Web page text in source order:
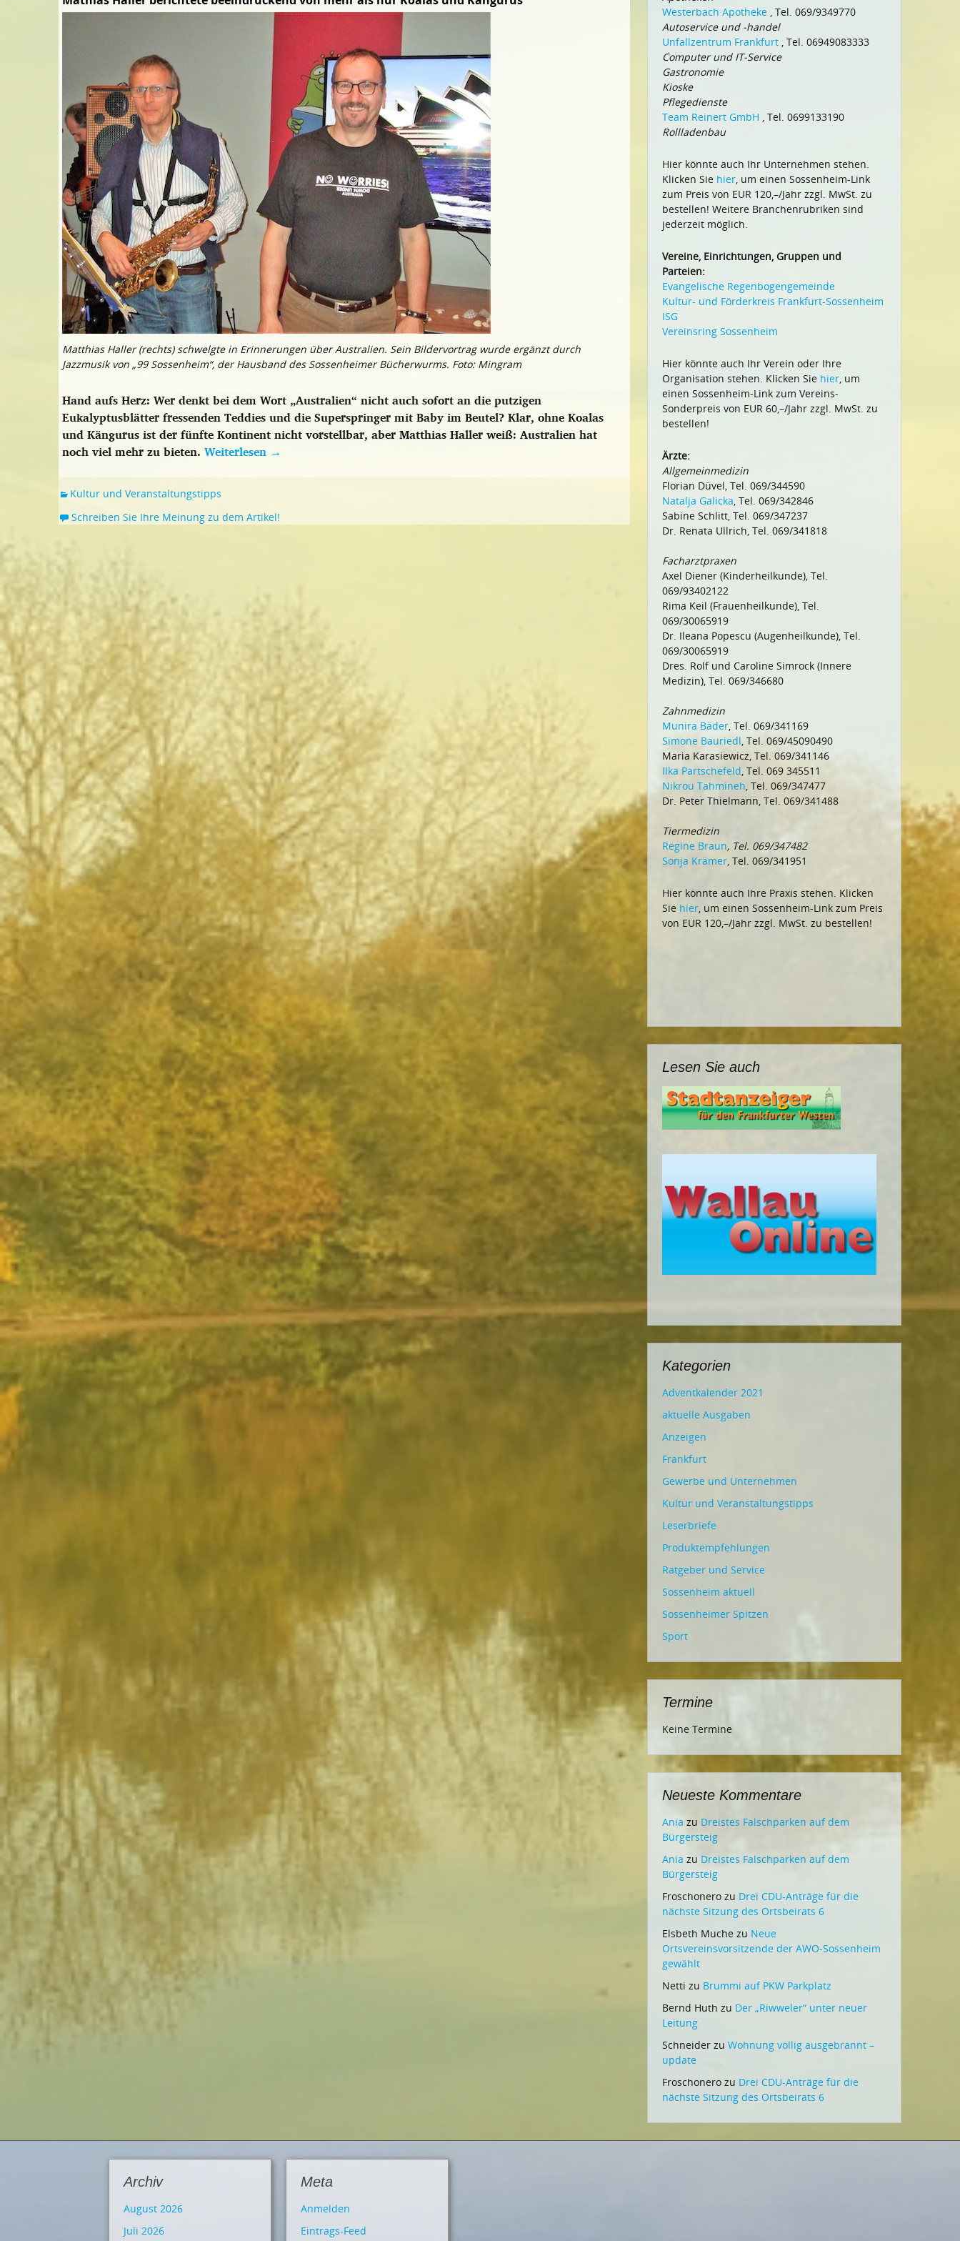
Matthias Haller (rechts) schwelgte in Erinnerungen über Australien. Sein Bildervortrag wurde ergänzt durch
Jazzmusik von „99 Sossenheim“, der Hausband des Sossenheimer Bücherwurms. Foto: Mingram
Hand aufs Herz: Wer denkt bei dem Wort „Australien“ nicht auch sofort an die putzigen
Eukalyptusblätter fressenden Teddies und die Superspringer mit Baby im Beutel? Klar, ohne Koalas
und Kängurus ist der fünfte Kontinent nicht vorstellbar, aber Matthias Haller weiß: Australien hat
noch viel mehr zu bieten. Weiterlesen →
Kultur und Veranstaltungstipps
Schreiben Sie Ihre Meinung zu dem Artikel!
Westerbach Apotheke , Tel. 069/9349770
Autoservice und -handel
Unfallzentrum Frankfurt , Tel. 06949083333
Computer und IT-Service
Gastronomie
Kioske
Pflegedienste
Team Reinert GmbH , Tel. 0699133190
Rollladenbau
Hier könnte auch Ihr Unternehmen stehen.
Klicken Sie hier, um einen Sossenheim-Link
zum Preis von EUR 120,–/Jahr zzgl. MwSt. zu
bestellen! Weitere Branchenrubriken sind
jederzeit möglich.
Vereine, Einrichtungen, Gruppen und
Parteien:
Evangelische Regenbogengemeinde
Kultur- und Förderkreis Frankfurt-Sossenheim
ISG
Vereinsring Sossenheim
Hier könnte auch Ihr Verein oder Ihre
Organisation stehen. Klicken Sie hier, um
einen Sossenheim-Link zum Vereins-
Sonderpreis von EUR 60,–/Jahr zzgl. MwSt. zu
bestellen!
Ärzte:
Allgemeinmedizin
Florian Düvel, Tel. 069/344590
Natalja Galicka, Tel. 069/342846
Sabine Schlitt, Tel. 069/347237
Dr. Renata Ullrich, Tel. 069/341818
Facharztpraxen
Axel Diener (Kinderheilkunde), Tel.
069/93402122
Rima Keil (Frauenheilkunde), Tel.
069/30065919
Dr. Ileana Popescu (Augenheilkunde), Tel.
069/30065919
Dres. Rolf und Caroline Simrock (Innere
Medizin), Tel. 069/346680
Zahnmedizin
Munira Bäder, Tel. 069/341169
Simone Bauriedl, Tel. 069/45090490
Maria Karasiewicz, Tel. 069/341146
Ilka Partschefeld, Tel. 069 345511
Nikrou Tahmineh, Tel. 069/347477
Dr. Peter Thielmann, Tel. 069/341488
Tiermedizin
Regine Braun, Tel. 069/347482
Sonja Krämer, Tel. 069/341951
Hier könnte auch Ihre Praxis stehen. Klicken
Sie hier, um einen Sossenheim-Link zum Preis
von EUR 120,–/Jahr zzgl. MwSt. zu bestellen!
Lesen Sie auch
Kategorien
Adventkalender 2021
aktuelle Ausgaben
Anzeigen
Frankfurt
Gewerbe und Unternehmen
Kultur und Veranstaltungstipps
Leserbriefe
Produktempfehlungen
Ratgeber und Service
Sossenheim aktuell
Sossenheimer Spitzen
Sport
Termine
Keine Termine
Neueste Kommentare
Ania zu Dreistes Falschparken auf dem
Bürgersteig
Ania zu Dreistes Falschparken auf dem
Bürgersteig
Froschonero zu Drei CDU-Anträge für die
nächste Sitzung des Ortsbeirats 6
Elsbeth Muche zu Neue
Ortsvereinsvorsitzende der AWO-Sossenheim
gewählt
Netti zu Brummi auf PKW Parkplatz
Bernd Huth zu Der „Riwweler“ unter neuer
Leitung
Schneider zu Wohnung völlig ausgebrannt –
update
Froschonero zu Drei CDU-Anträge für die
nächste Sitzung des Ortsbeirats 6
Archiv
August 2026
Juli 2026
Meta
Anmelden
Eintrags-Feed